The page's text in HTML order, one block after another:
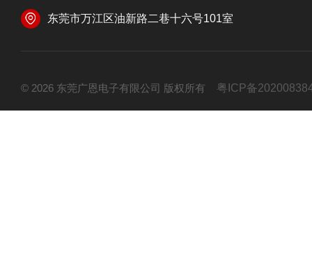
东莞市万江区油新路二巷十六号101室
© 2026 东莞广恩电子有限公司 版权所有 粤ICP备